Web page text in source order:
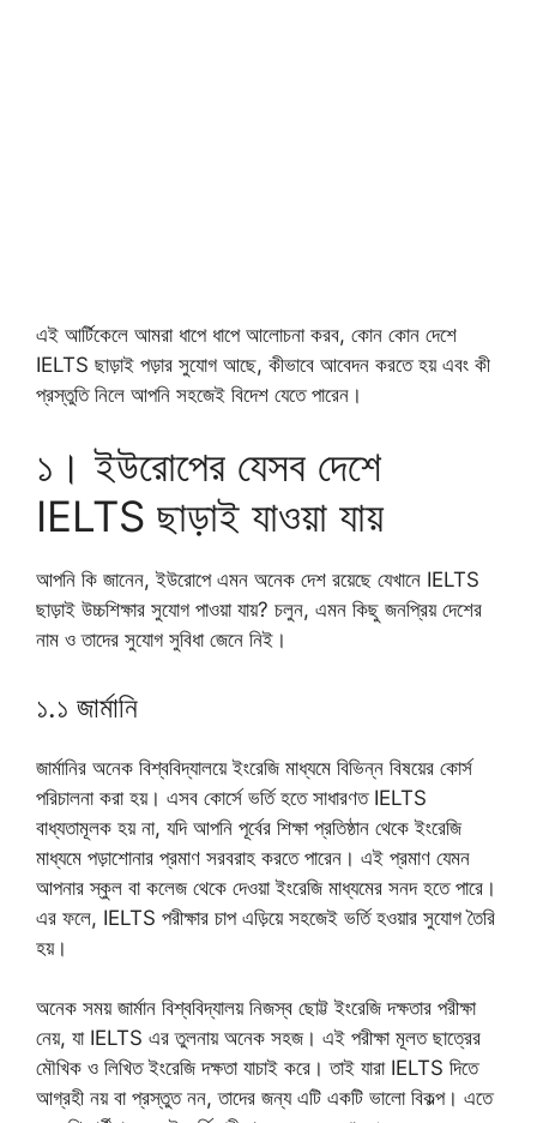
এই আর্টিকেলে আমরা ধাপে ধাপে আলোচনা করব, কোন কোন দেশে
IELTS ছাড়াই পড়ার সুযোগ আছে, কীভাবে আবেদন করতে হয় এবং কী
প্রস্তুতি নিলে আপনি সহজেই বিদেশ যেতে পারেন।
১। ইউরোপের যেসব দেশে
IELTS ছাড়াই যাওয়া যায়
আপনি কি জানেন, ইউরোপে এমন অনেক দেশ রয়েছে যেখানে IELTS
ছাড়াই উচ্চশিক্ষার সুযোগ পাওয়া যায়? চলুন, এমন কিছু জনপ্রিয় দেশের
নাম ও তাদের সুযোগ সুবিধা জেনে নিই।
১.১ জার্মানি
জার্মানির অনেক বিশ্ববিদ্যালয়ে ইংরেজি মাধ্যমে বিভিন্ন বিষয়ের কোর্স
পরিচালনা করা হয়। এসব কোর্সে ভর্তি হতে সাধারণত IELTS
বাধ্যতামূলক হয় না, যদি আপনি পূর্বের শিক্ষা প্রতিষ্ঠান থেকে ইংরেজি
মাধ্যমে পড়াশোনার প্রমাণ সরবরাহ করতে পারেন। এই প্রমাণ যেমন
আপনার স্কুল বা কলেজ থেকে দেওয়া ইংরেজি মাধ্যমের সনদ হতে পারে।
এর ফলে, IELTS পরীক্ষার চাপ এড়িয়ে সহজেই ভর্তি হওয়ার সুযোগ তৈরি
হয়।
অনেক সময় জার্মান বিশ্ববিদ্যালয় নিজস্ব ছোট্ট ইংরেজি দক্ষতার পরীক্ষা
নেয়, যা IELTS এর তুলনায় অনেক সহজ। এই পরীক্ষা মূলত ছাত্রের
মৌখিক ও লিখিত ইংরেজি দক্ষতা যাচাই করে। তাই যারা IELTS দিতে
আগ্রহী নয় বা প্রস্তুত নন, তাদের জন্য এটি একটি ভালো বিকল্প। এতে